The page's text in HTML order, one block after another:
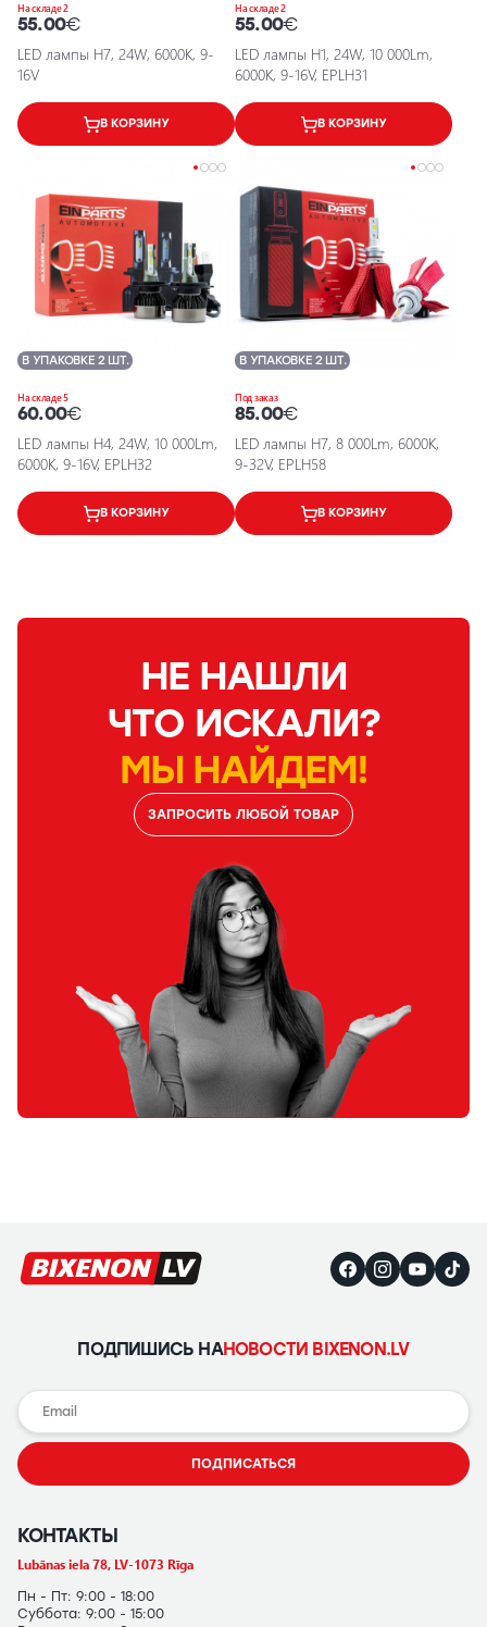
На складе 2
55.00€
LED лампы H7, 24W, 6000K, 9-
16V
В КОРЗИНУ
На складе 2
55.00€
LED лампы H1, 24W, 10 000Lm,
6000K, 9-16V, EPLH31
В КОРЗИНУ
На складе 5
В УПАКОВКЕ 2 ШТ.
60.00€
LED лампы H4, 24W, 10 000Lm,
6000K, 9-16V, EPLH32
В КОРЗИНУ
Под заказ
В УПАКОВКЕ 2 ШТ.
85.00€
LED лампы H7, 8 000Lm, 6000K,
9-32V, EPLH58
В КОРЗИНУ
НЕ НАШЛИ
ЧТО ИСКАЛИ?
МЫ НАЙДЕМ!
ЗАПРОСИТЬ ЛЮБОЙ ТОВАР
ПОДПИШИСЬ НАНОВОСТИ BIXENON.LV
ПОДПИСАТЬСЯ
КОНТАКТЫ
Lubānas iela 78, LV-1073 Rīga
Пн - Пт: 9:00 - 18:00
Суббота: 9:00 - 15:00